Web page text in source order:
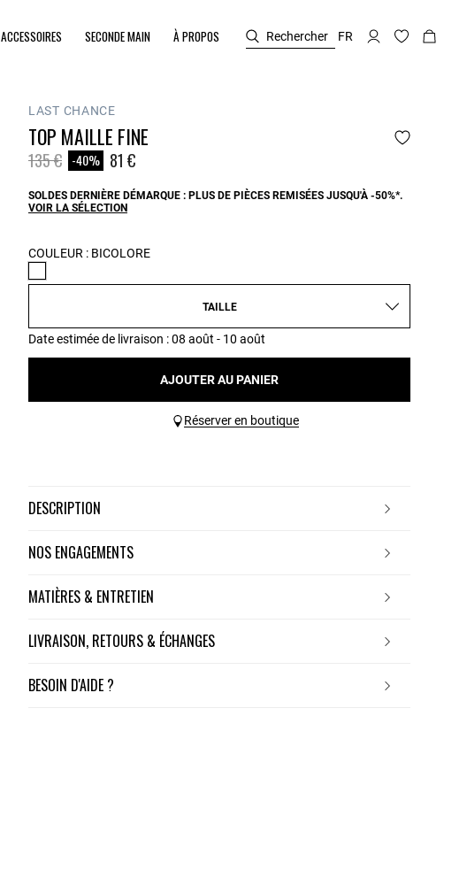
ACCESSOIRES SECONDE MAIN À PROPOS Rechercher FR
LAST CHANCE
TOP MAILLE FINE
Prix réduit à partir de
135 €à -40% 81 €
SOLDES DERNIÈRE DÉMARQUE : PLUS DE PIÈCES REMISÉES JUSQU'À -50%*.
VOIR LA SÉLECTION
COULEUR : BICOLORE
TAILLE
Date estimée de livraison : 08 août - 10 août
AJOUTER AU PANIER
Réserver en boutique
DESCRIPTION
NOS ENGAGEMENTS
MATIÈRES & ENTRETIEN
LIVRAISON, RETOURS & ÉCHANGES
BESOIN D'AIDE ?